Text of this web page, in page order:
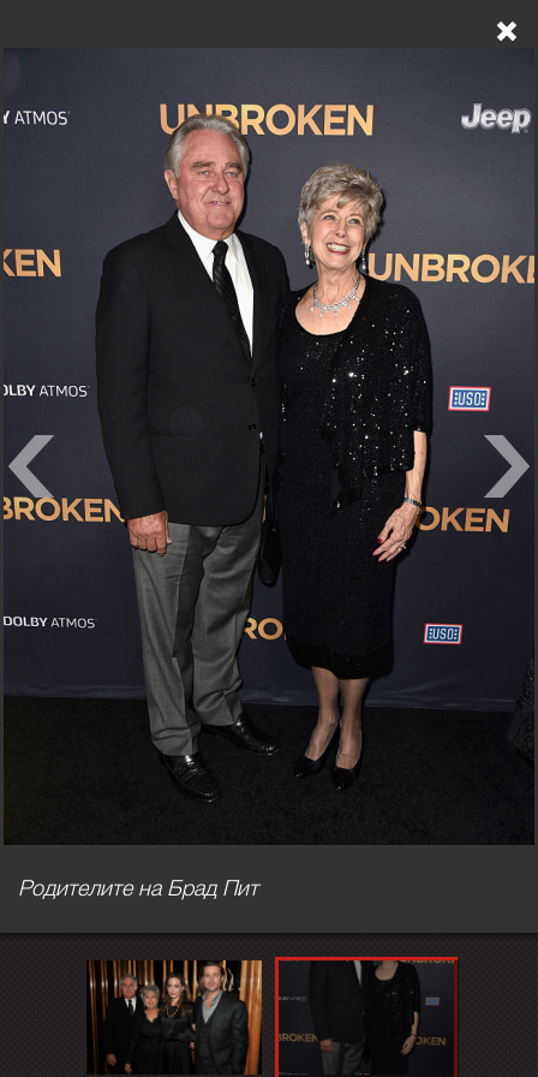
Родителите на Брад Пит